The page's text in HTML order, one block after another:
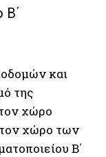
Β΄
και
της
χώρο
χώρο των
Β΄